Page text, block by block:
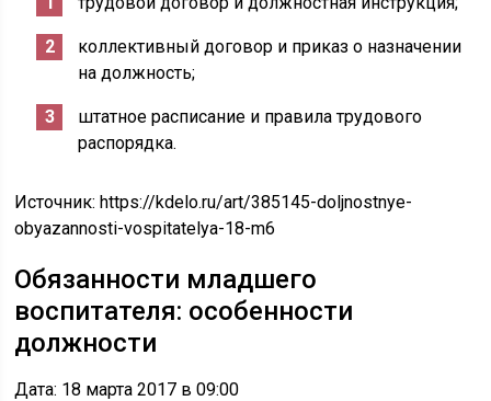
коллективный договор и приказ о назначении
на должность;
штатное расписание и правила трудового
распорядка.
Источник:https://kdelo.ru/art/385145-doljnostnye-
obyazannosti-vospitatelya-18-m6
Обязанности младшего
воспитателя: особенности
должности
Дата: 18 марта 2017 в 09:00